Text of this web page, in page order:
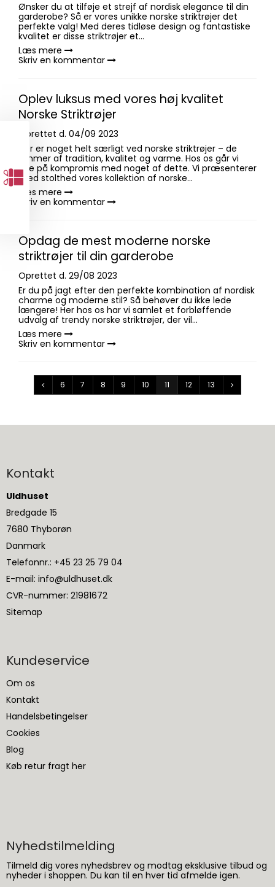
Ønsker du at tilføje et strejf af nordisk elegance til din
garderobe? Så er vores unikke norske striktrøjer det
perfekte valg! Med deres tidløse design og fantastiske
kvalitet er disse striktrøjer et...
Læs mere
Skriv en kommentar
Oplev luksus med vores høj kvalitet
Norske Striktrøjer
Oprettet d. 04/09 2023
Der er noget helt særligt ved norske striktrøjer – de
emmer af tradition, kvalitet og varme. Hos os går vi
ikke på kompromis med noget af dette. Vi præsenterer
med stolthed vores kollektion af norske...
Læs mere
Skriv en kommentar
Opdag de mest moderne norske
striktrøjer til din garderobe
Oprettet d. 29/08 2023
Er du på jagt efter den perfekte kombination af nordisk
charme og moderne stil? Så behøver du ikke lede
længere! Her hos os har vi samlet et forbløffende
udvalg af trendy norske striktrøjer, der vil...
Læs mere
Skriv en kommentar
6 7 8 9 10 11 12 13
Kontakt
Uldhuset
Bredgade 15
7680 Thyborøn
Danmark
Telefonnr.: +45 23 25 79 04
E-mail: info@uldhuset.dk
CVR-nummer: 21981672
Sitemap
Kundeservice
Om os
Kontakt
Handelsbetingelser
Cookies
Blog
Køb retur fragt her
Nyhedstilmelding
Tilmeld dig vores nyhedsbrev og modtag eksklusive tilbud og
nyheder i shoppen. Du kan til en hver tid afmelde igen.
DU HAR LÅST OP FOR EN
JA TAK !
Nej tak - jeg vil ikke have rabat